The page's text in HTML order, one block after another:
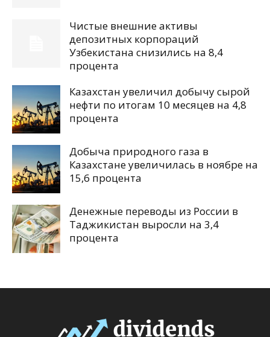
Чистые внешние активы
депозитных корпораций
Узбекистана снизились на 8,4
процента
Казахстан увеличил добычу сырой
нефти по итогам 10 месяцев на 4,8
процента
Добыча природного газа в
Казахстане увеличилась в ноябре на
15,6 процента
Денежные переводы из России в
Таджикистан выросли на 3,4
процента